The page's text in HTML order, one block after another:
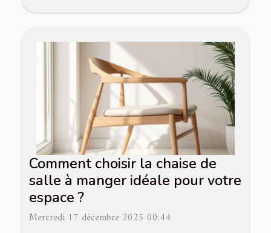
Comment choisir la chaise de
salle à manger idéale pour votre
espace ?
Mercredi 17 décembre 2025 00:44